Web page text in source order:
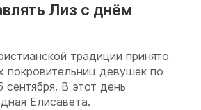
Лиз с днём
традиции принято
покровительниц девушек по
В этот день
Елисавета.